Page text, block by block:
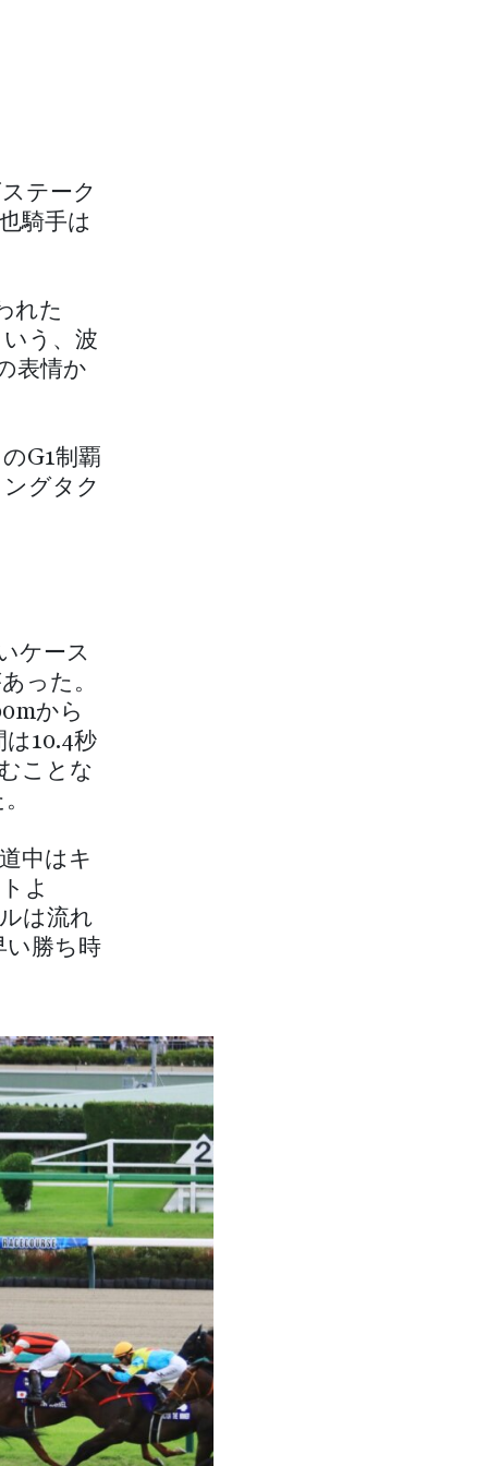
テーク
騎手は
れた
う、波
表情か
G1制覇
グタク
ケース
った。
から
10.4秒
ことな
中はキ
よ
は流れ
い勝ち時